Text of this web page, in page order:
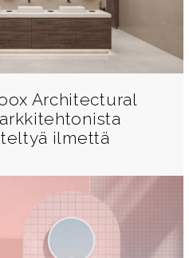
Architectural
ilmettä